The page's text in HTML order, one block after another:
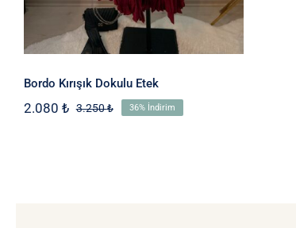
Bordo Kırışık Dokulu Etek
3.250₺Orijinal
2.080 ₺
Şu 36% İndirim